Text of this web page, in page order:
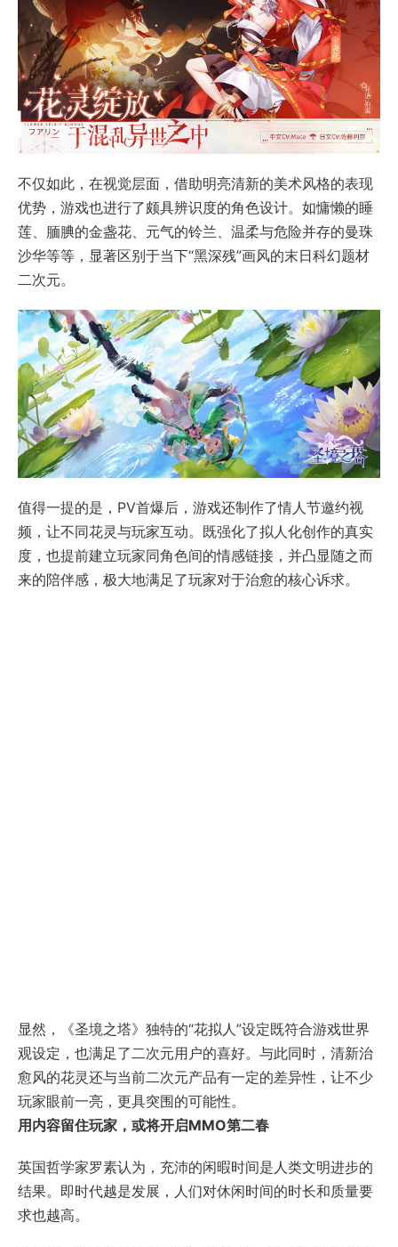
不仅如此，在视觉层面，借助明亮清新的美术风格的表现
优势，游戏也进行了颇具辨识度的角色设计。如慵懒的睡
莲、腼腆的金盏花、元气的铃兰、温柔与危险并存的曼珠
沙华等等，显著区别于当下“黑深残”画风的末日科幻题材
二次元。
值得一提的是，PV首爆后，游戏还制作了情人节邀约视
频，让不同花灵与玩家互动。既强化了拟人化创作的真实
度，也提前建立玩家同角色间的情感链接，并凸显随之而
来的陪伴感，极大地满足了玩家对于治愈的核心诉求。
显然，《圣境之塔》独特的“花拟人”设定既符合游戏世界
观设定，也满足了二次元用户的喜好。与此同时，清新治
愈风的花灵还与当前二次元产品有一定的差异性，让不少
玩家眼前一亮，更具突围的可能性。
用内容留住玩家，或将开启MMO第二春
英国哲学家罗素认为，充沛的闲暇时间是人类文明进步的
结果。即时代越是发展，人们对休闲时间的时长和质量要
求也越高。